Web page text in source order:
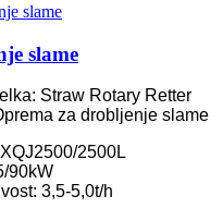
slame
Straw Rotary Retter
za drobljenje slame
2500L
90kW
3,5-5,0t/h